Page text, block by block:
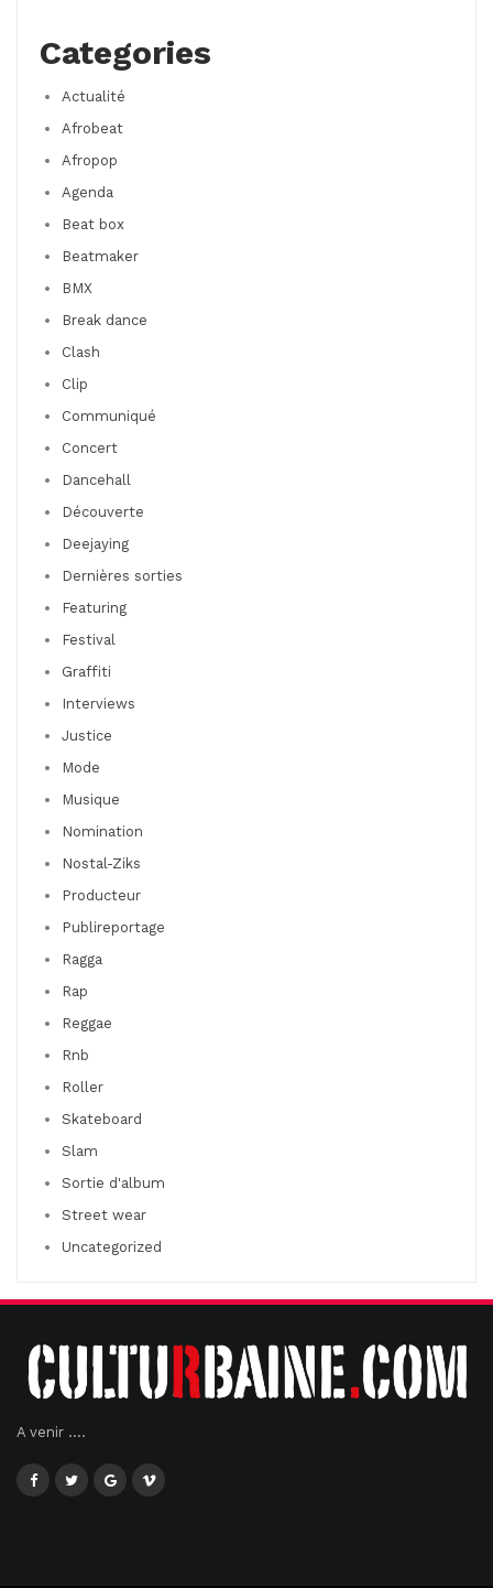
Categories
Actualité
Afrobeat
Afropop
Agenda
Beat box
Beatmaker
BMX
Break dance
Clash
Clip
Communiqué
Concert
Dancehall
Découverte
Deejaying
Dernières sorties
Featuring
Festival
Graffiti
Interviews
Justice
Mode
Musique
Nomination
Nostal-Ziks
Producteur
Publireportage
Ragga
Rap
Reggae
Rnb
Roller
Skateboard
Slam
Sortie d'album
Street wear
Uncategorized
A venir ....